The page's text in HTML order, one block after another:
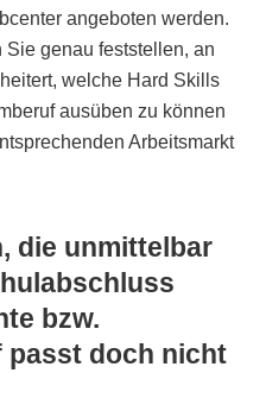
angeboten werden.
genau feststellen, an
welche Hard Skills
ausüben zu können
Arbeitsmarkt
die unmittelbar
bzw.
passt doch nicht